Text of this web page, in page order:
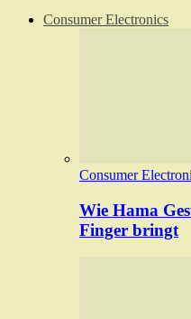
Consumer Electronics
Consumer
Wie Hama
Finger bringt